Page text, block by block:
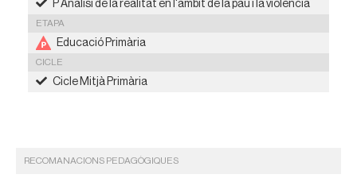
P Anàlisi de la realitat en l'àmbit de la pau i la violència
ETAPA
Educació Primària
CICLE
Cicle Mitjà Primària
RECOMANACIONS PEDAGÒGIQUES